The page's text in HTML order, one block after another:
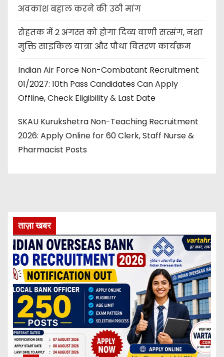
अवकाश बहाल करने की उठी मांग
रोहतक में 2 अगस्त को होगा दिव्य वाणी सत्संग, नशा
मुक्ति साइकिल यात्रा और पौधा वितरण कार्यक्रम
Indian Air Force Non-Combatant Recruitment
01/2027: 10th Pass Candidates Can Apply
Offline, Check Eligibility & Last Date
SKAU Kurukshetra Non-Teaching Recruitment
2026: Apply Online for 60 Clerk, Staff Nurse &
Pharmacist Posts
ताज़ा खबर